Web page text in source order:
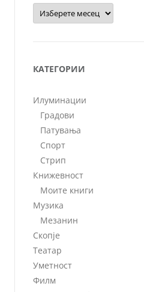
Архиви
КАТЕГОРИИ
Илуминации
Градови
Патувања
Спорт
Стрип
Книжевност
Моите книги
Музика
Мезанин
Скопје
Театар
Уметност
Филм